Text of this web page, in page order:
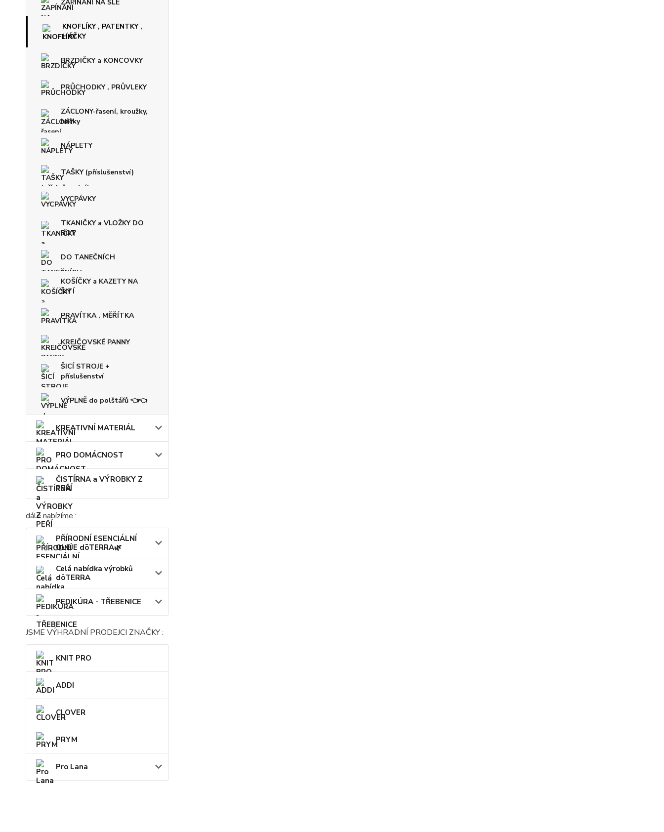
ZAPÍNÁNÍ NA ŠLE
KNOFLÍKY , PATENTKY ,
HÁČKY
BRZDIČKY a KONCOVKY
PRŮCHODKY , PRŮVLEKY
ZÁCLONY-řasení, kroužky,
háčky
NÁPLETY
TAŠKY (příslušenství)
VYCPÁVKY
TKANIČKY a VLOŽKY DO
BOT
DO TANEČNÍCH
KOŠÍČKY a KAZETY NA
ŠITÍ
PRAVÍTKA , MĚŘÍTKA
KREJČOVSKÉ PANNY
ŠICÍ STROJE +
příslušenství
VÝPLNĚ do polštářů 👈👈
KREATIVNÍ MATERIÁL
PRO DOMÁCNOST
ČISTÍRNA a VÝROBKY Z
PEŘÍ
dále nabízíme :
PŘÍRODNÍ ESENCIÁLNÍ
OLEJE dōTERRA🌿
Celá nabídka výrobků
dōTERRA
PEDIKÚRA - TŘEBENICE
JSME VÝHRADNÍ PRODEJCI ZNAČKY :
KNIT PRO
ADDI
CLOVER
PRYM
Pro Lana